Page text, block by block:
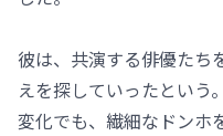
彼は、共演する俳優たち
えを探していったという
変化でも、繊細なドンホ